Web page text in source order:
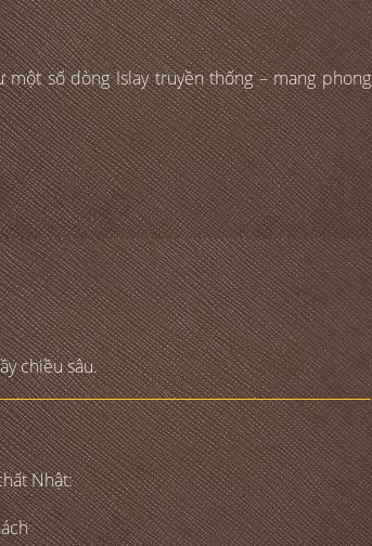
số dòng Islay truyền thống – mang phong
chiều sâu.
Nhật: